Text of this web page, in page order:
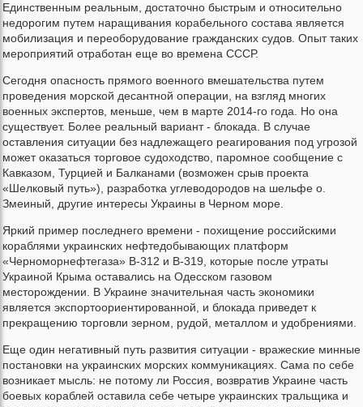
Единственным реальным, достаточно быстрым и относительно
недорогим путем наращивания корабельного состава является
мобилизация и переоборудование гражданских судов. Опыт таких
мероприятий отработан еще во времена СССР.
Сегодня опасность прямого военного вмешательства путем
проведения морской десантной операции, на взгляд многих
военных экспертов, меньше, чем в марте 2014-го года. Но она
существует. Более реальный вариант - блокада. В случае
оставления ситуации без надлежащего реагирования под угрозой
может оказаться торговое судоходство, паромное сообщение с
Кавказом, Турцией и Балканами (возможен срыв проекта
«Шелковый путь»), разработка углеводородов на шельфе о.
Змеиный, другие интересы Украины в Черном море.
Яркий пример последнего времени - похищение российскими
кораблями украинских нефтедобывающих платформ
«Черноморнефтегаза» В-312 и В-319, которые после утраты
Украиной Крыма оставались на Одесском газовом
месторождении. В Украине значительная часть экономики
является экспортоориентированной, и блокада приведет к
прекращению торговли зерном, рудой, металлом и удобрениями.
Еще один негативный путь развития ситуации - вражеские минные
постановки на украинских морских коммуникациях. Сама по себе
возникает мысль: не потому ли Россия, возвратив Украине часть
боевых кораблей оставила себе четыре украинских тральщика и